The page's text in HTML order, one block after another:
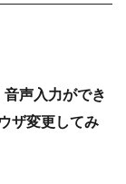
音声入力ができ
ザ変更してみ